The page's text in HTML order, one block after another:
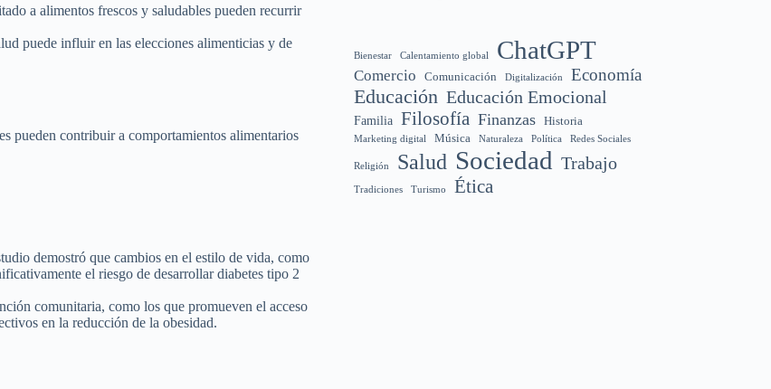
a alimentos frescos y saludables pueden recurrir
puede influir en las elecciones alimenticias y de
pueden contribuir a comportamientos alimentarios
demostró que cambios en el estilo de vida, como
el riesgo de desarrollar diabetes tipo 2
comunitaria, como los que promueven el acceso
en la reducción de la obesidad.
Bienestar Calentamiento global ChatGPT
Comercio Comunicación Digitalización Economía
Educación Educación Emocional
Familia Filosofía Finanzas Historia
Marketing digital Música Naturaleza Política Redes Sociales
Religión Salud Sociedad Trabajo
Tradiciones Turismo Ética